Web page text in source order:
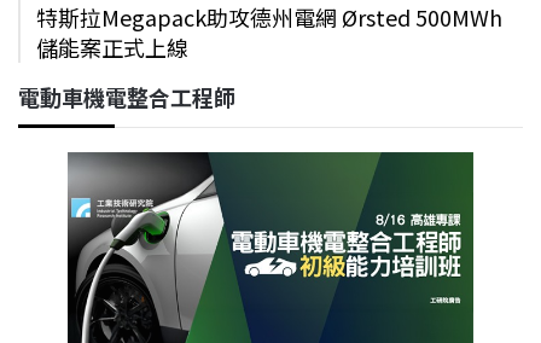
特斯拉Megapack助攻德州電網 Ørsted 500MWh
儲能案正式上線
電動車機電整合工程師